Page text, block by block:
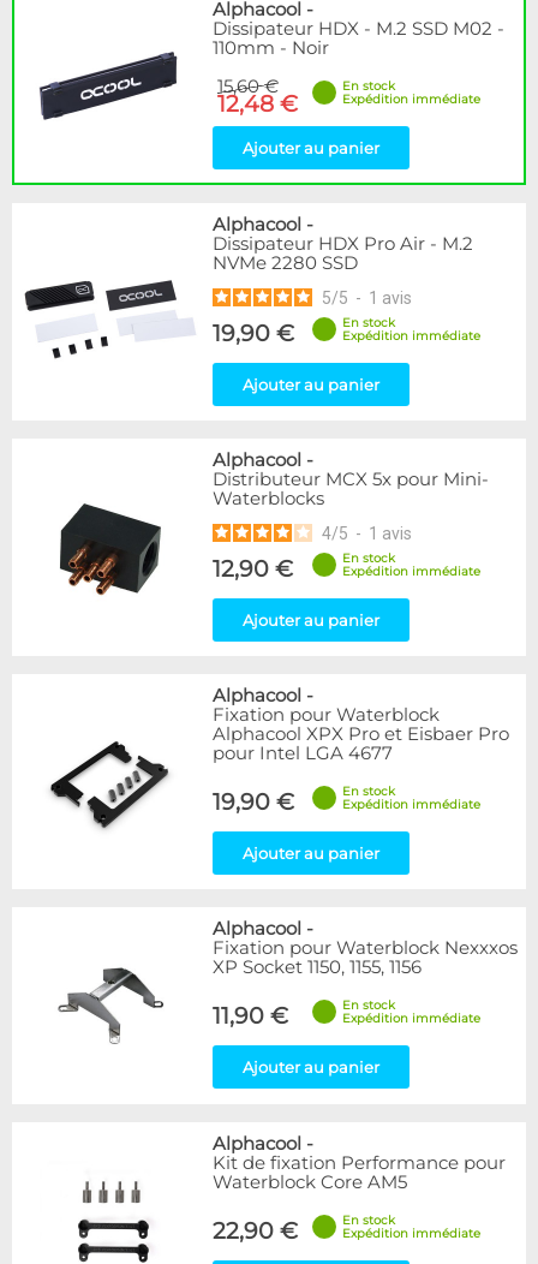
Disponibilité / Promotions
Articles en promotions
Appliquer
Alphacool -
Dissipateur HDX - M.2 SSD M02 -
110mm - Noir
15,60 €
12,48 €
En stock
Expédition immédiate
Ajouter au panier
Alphacool -
Dissipateur HDX Pro Air - M.2
NVMe 2280 SSD
5/5 - 1 avis
19,90 €
En stock
Expédition immédiate
Ajouter au panier
Alphacool -
Distributeur MCX 5x pour Mini-
Waterblocks
4/5 - 1 avis
12,90 €
En stock
Expédition immédiate
Ajouter au panier
Alphacool -
Fixation pour Waterblock
Alphacool XPX Pro et Eisbaer Pro
pour Intel LGA 4677
19,90 €
En stock
Expédition immédiate
Ajouter au panier
Alphacool -
Fixation pour Waterblock Nexxxos
XP Socket 1150, 1155, 1156
11,90 €
En stock
Expédition immédiate
Ajouter au panier
Alphacool -
Kit de fixation Performance pour
Waterblock Core AM5
22,90 €
En stock
Expédition immédiate